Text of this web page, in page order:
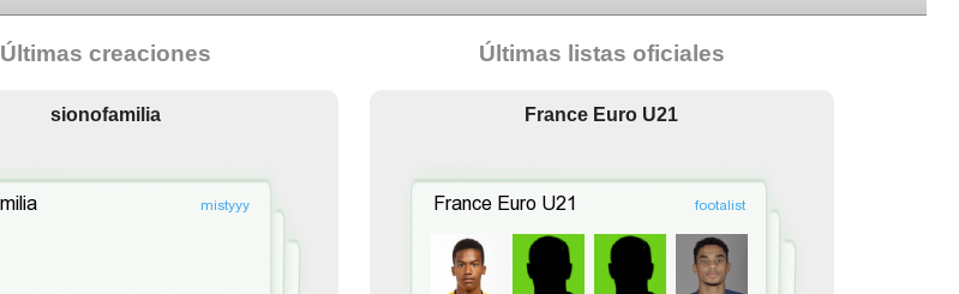
Últimas creaciones
sionofamilia
Últimas listas oficiales
France Euro U21